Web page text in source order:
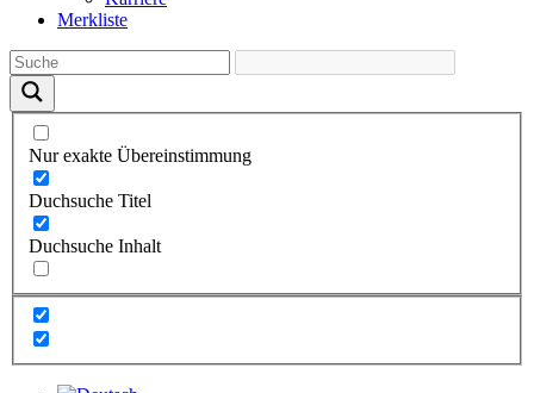
Merkliste
Nur exakte Übereinstimmung
Duchsuche Titel
Duchsuche Inhalt